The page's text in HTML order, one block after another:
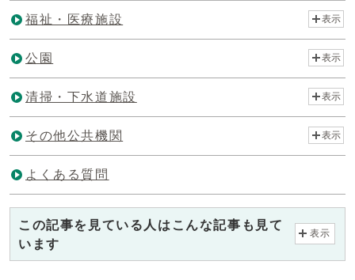
福祉・医療施設 表示
公園 表示
清掃・下水道施設 表示
その他公共機関 表示
よくある質問
この記事を見ている人はこんな記事も見て
います
表示